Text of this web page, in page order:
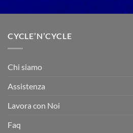
CYCLE’N’CYCLE
Chi siamo
Assistenza
Lavora con Noi
Faq